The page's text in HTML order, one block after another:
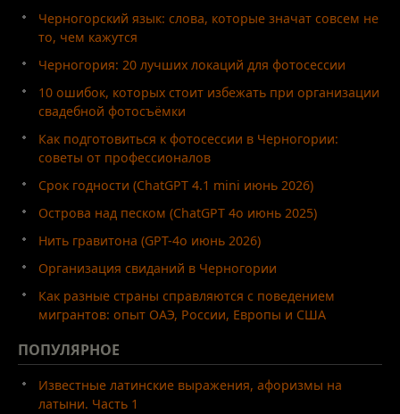
Черногорский язык: слова, которые значат совсем не
то, чем кажутся
Черногория: 20 лучших локаций для фотосессии
10 ошибок, которых стоит избежать при организации
свадебной фотосъёмки
Как подготовиться к фотосессии в Черногории:
советы от профессионалов
Срок годности (ChatGPT 4.1 mini июнь 2026)
Острова над песком (ChatGPT 4o июнь 2025)
Нить гравитона (GPT-4o июнь 2026)
Организация свиданий в Черногории
Как разные страны справляются с поведением
мигрантов: опыт ОАЭ, России, Европы и США
ПОПУЛЯРНОЕ
Известные латинские выражения, афоризмы на
латыни. Часть 1